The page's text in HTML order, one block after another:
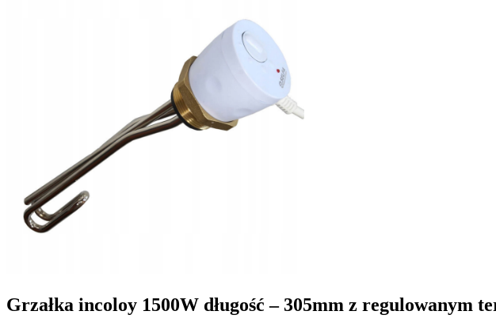
Grzałka incoloy 1500W długość – 305mm z